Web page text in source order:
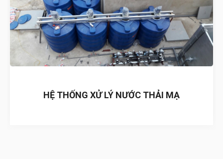
CÔNG SUẤT 400M3/NGÀY ĐÊM